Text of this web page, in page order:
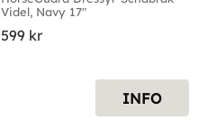
Videl, Navy 17"
599 kr
INFO